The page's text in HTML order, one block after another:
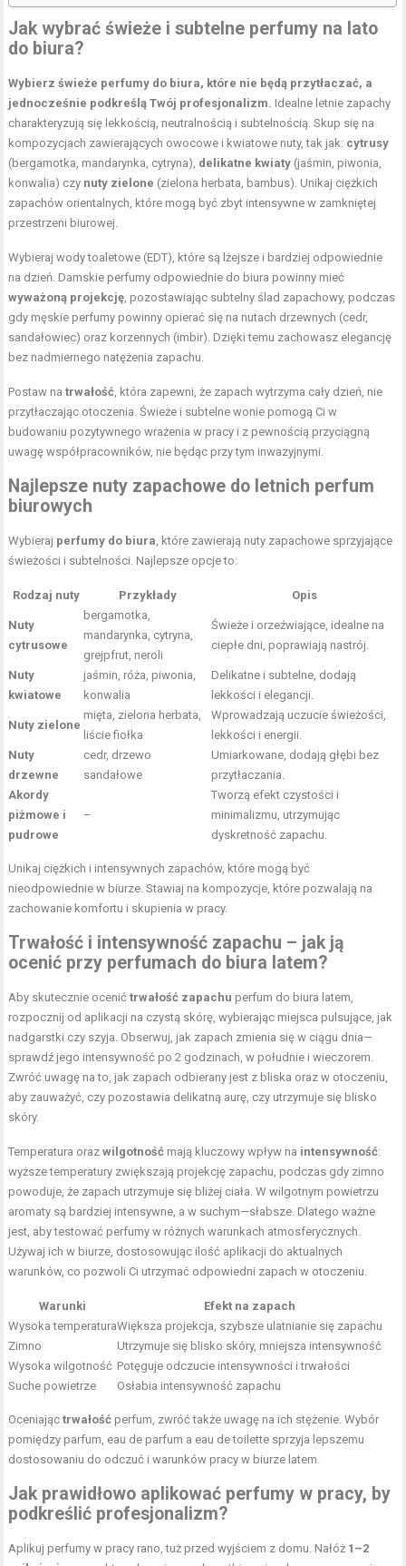
Jak wybrać świeże i subtelne perfumy na lato
do biura?
Wybierz świeże perfumy do biura, które nie będą przytłaczać, a
jednocześnie podkreślą Twój profesjonalizm. Idealne letnie zapachy
charakteryzują się lekkością, neutralnością i subtelnością. Skup się na
kompozycjach zawierających owocowe i kwiatowe nuty, tak jak: cytrusy
(bergamotka, mandarynka, cytryna), delikatne kwiaty (jaśmin, piwonia,
konwalia) czy nuty zielone (zielona herbata, bambus). Unikaj ciężkich
zapachów orientalnych, które mogą być zbyt intensywne w zamkniętej
przestrzeni biurowej.
Wybieraj wody toaletowe (EDT), które są lżejsze i bardziej odpowiednie
na dzień. Damskie perfumy odpowiednie do biura powinny mieć
wyważoną projekcję , pozostawiając subtelny ślad zapachowy, podczas
gdy męskie perfumy powinny opierać się na nutach drzewnych (cedr,
sandałowiec) oraz korzennych (imbir). Dzięki temu zachowasz elegancję
bez nadmiernego natężenia zapachu.
Postaw natrwałość , która zapewni, że zapach wytrzyma cały dzień, nie
przytłaczając otoczenia. Świeże i subtelne wonie pomogą Ci w
budowaniu pozytywnego wrażenia w pracy i z pewnością przyciągną
uwagę współpracowników, nie będąc przy tym inwazyjnymi.
Najlepsze nuty zapachowe do letnich perfum
biurowych
Wybieraj perfumy do biura , które zawierają nuty zapachowe sprzyjające
świeżości i subtelności. Najlepsze opcje to:
Rodzaj nuty Przykłady Opis
Nuty
cytrusowe
bergamotka,
mandarynka, cytryna,
grejpfrut, neroli
Świeże i orzeźwiające, idealne na
ciepłe dni, poprawiają nastrój.
Nuty
kwiatowe
jaśmin, róża, piwonia,
konwalia
Delikatne i subtelne, dodają
lekkości i elegancji.
Nuty zielone
mięta, zielona herbata,
liście fiołka
Wprowadzają uczucie świeżości,
lekkości i energii.
Nuty
drzewne
cedr, drzewo
sandałowe
Umiarkowane, dodają głębi bez
przytłaczania.
Akordy
piżmowe i
pudrowe
–
Tworzą efekt czystości i
minimalizmu, utrzymując
dyskretność zapachu.
Unikaj ciężkich i intensywnych zapachów, które mogą być
nieodpowiednie w biurze. Stawiaj na kompozycje, które pozwalają na
zachowanie komfortu i skupienia w pracy.
Trwałość i intensywność zapachu – jak ją
ocenić przy perfumach do biura latem?
Aby skutecznie ocenićtrwałość zapachu perfum do biura latem,
rozpocznij od aplikacji na czystą skórę, wybierając miejsca pulsujące, jak
nadgarstki czy szyja. Obserwuj, jak zapach zmienia się w ciągu dnia—
sprawdź jego intensywność po 2 godzinach, w południe i wieczorem.
Zwróć uwagę na to, jak zapach odbierany jest z bliska oraz w otoczeniu,
aby zauważyć, czy pozostawia delikatną aurę, czy utrzymuje się blisko
skóry.
Temperatura orazwilgotność mają kluczowy wpływ na intensywność:
wyższe temperatury zwiększają projekcję zapachu, podczas gdy zimno
powoduje, że zapach utrzymuje się bliżej ciała. W wilgotnym powietrzu
aromaty są bardziej intensywne, a w suchym—słabsze. Dlatego ważne
jest, aby testować perfumy w różnych warunkach atmosferycznych.
Używaj ich w biurze, dostosowując ilość aplikacji do aktualnych
warunków, co pozwoli Ci utrzymać odpowiedni zapach w otoczeniu.
Warunki
Efekt na zapach
Wysoka temperaturaWiększa projekcja, szybsze ulatnianie się zapachu
Zimno
Utrzymuje się blisko skóry, mniejsza intensywność
Wysoka wilgotność Potęguje odczucie intensywności i trwałości
Suche powietrze
Osłabia intensywność zapachu
Oceniająctrwałość perfum, zwróć także uwagę na ich stężenie. Wybór
pomiędzy parfum, eau de parfum a eau de toilette sprzyja lepszemu
dostosowaniu do odczuć i warunków pracy w biurze latem.
Jak prawidłowo aplikować perfumy w pracy, by
podkreślić profesjonalizm?
Aplikuj perfumy w pracy rano, tuż przed wyjściem z domu. Nałóż 1–2